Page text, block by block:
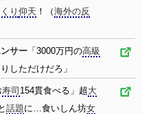
り 仰天 ！（海外の反
サー 「3000万円の高級
りしただけだろ」
寿司 154貫食べる」超大
話題に…食いしん坊女